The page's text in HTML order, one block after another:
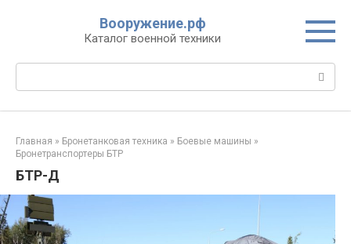
Вооружение.рф
Каталог военной техники
Поиск:
Главная » Бронетанковая техника » Боевые машины »
Бронетранспортеры БТР
БТР-Д